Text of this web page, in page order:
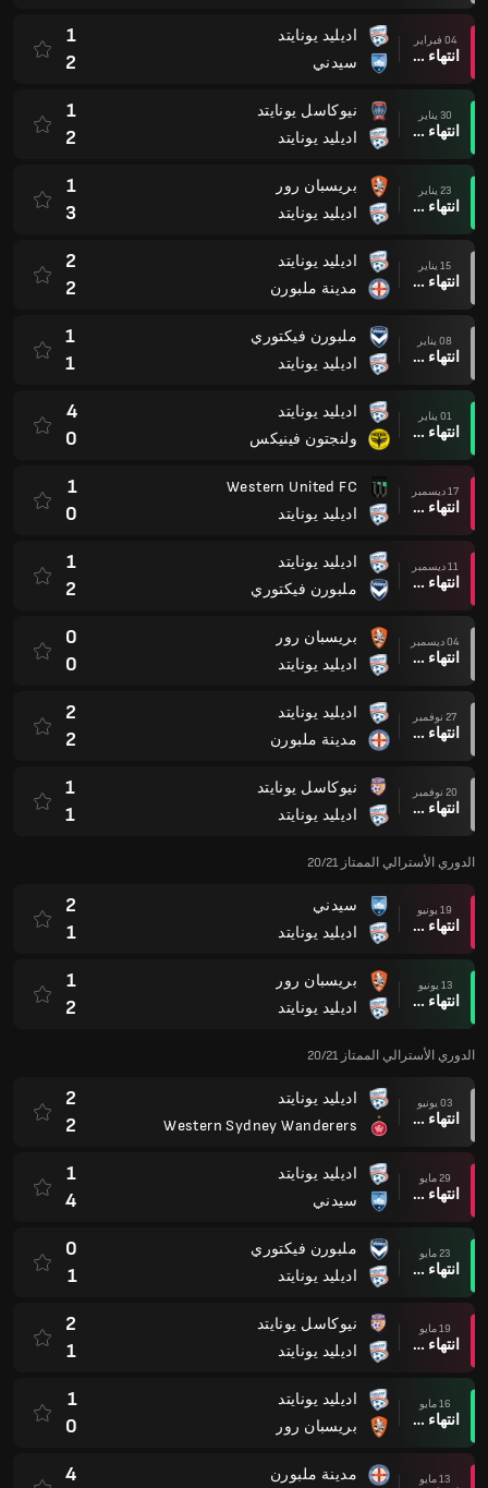
04 فبراير
انتهاء وقت المباراة
اديليد يونايتد
سيدني
1
2
30 يناير
انتهاء وقت المباراة
نيوكاسل يونايتد
اديليد يونايتد
1
2
23 يناير
انتهاء وقت المباراة
بريسبان رور
اديليد يونايتد
1
3
15 يناير
انتهاء وقت المباراة
اديليد يونايتد
مدينة ملبورن
2
2
08 يناير
انتهاء وقت المباراة
ملبورن فيكتوري
اديليد يونايتد
1
1
01 يناير
انتهاء وقت المباراة
اديليد يونايتد
ولنجتون فينيكس
4
0
17 ديسمبر
انتهاء وقت المباراة
Western United FC
اديليد يونايتد
1
0
11 ديسمبر
انتهاء وقت المباراة
اديليد يونايتد
ملبورن فيكتوري
1
2
04 ديسمبر
انتهاء وقت المباراة
بريسبان رور
اديليد يونايتد
0
0
27 نوفمبر
انتهاء وقت المباراة
اديليد يونايتد
مدينة ملبورن
2
2
20 نوفمبر
انتهاء وقت المباراة
نيوكاسل يونايتد
اديليد يونايتد
1
1
الدوري الأسترالي الممتاز 20/21
19 يونيو
انتهاء وقت المباراة
سيدني
اديليد يونايتد
2
1
13 يونيو
انتهاء وقت المباراة
بريسبان رور
اديليد يونايتد
1
2
الدوري الأسترالي الممتاز 20/21
03 يونيو
انتهاء وقت المباراة
اديليد يونايتد
Western Sydney Wanderers
2
2
29 مايو
انتهاء وقت المباراة
اديليد يونايتد
سيدني
1
4
23 مايو
انتهاء وقت المباراة
ملبورن فيكتوري
اديليد يونايتد
0
1
19 مايو
انتهاء وقت المباراة
نيوكاسل يونايتد
اديليد يونايتد
2
1
16 مايو
انتهاء وقت المباراة
اديليد يونايتد
بريسبان رور
1
0
13 مايو
مدينة ملبورن
4